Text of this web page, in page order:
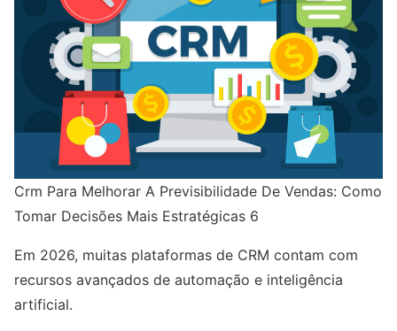
Crm Para Melhorar A Previsibilidade De Vendas: Como
Tomar Decisões Mais Estratégicas 6
Em 2026, muitas plataformas de CRM contam com
recursos avançados de automação e inteligência
artificial.